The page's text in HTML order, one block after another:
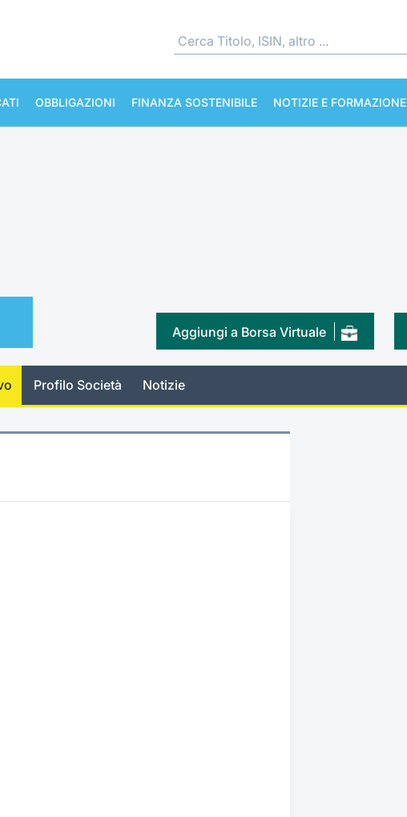
OBBLIGAZIONI FINANZA SOSTENIBILE NOTIZIE E FORMAZIONE
Aggiungi a Borsa Virtuale
Profilo Società Notizie